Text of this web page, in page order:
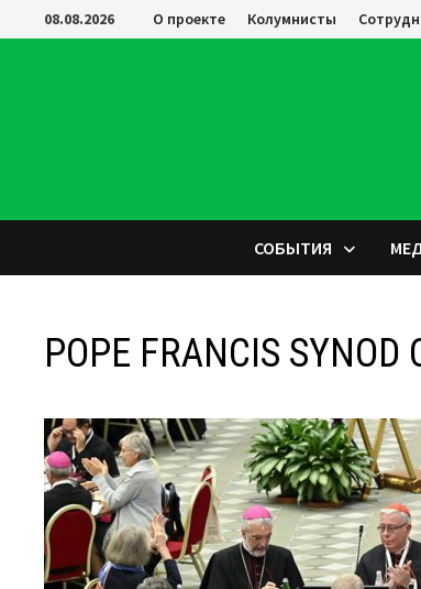
Перейти
к
08.08.2026 О проекте Колумнисты
СОБЫТИЯ
POPE FRANCIS SYNOD